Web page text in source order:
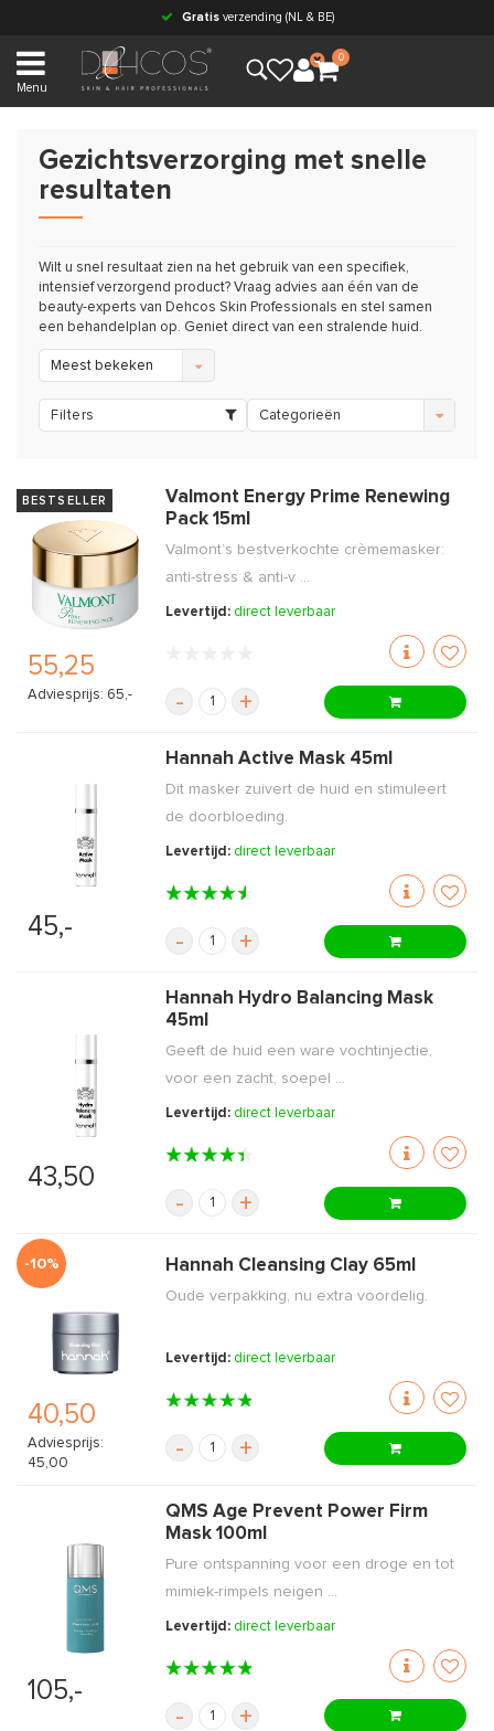
Gratisverzending (NL & BE)
Menu
0
Gezichtsverzorging met snelle
resultaten
Wilt u snel resultaat zien na het gebruik van een specifiek,
intensief verzorgend product? Vraag advies aan één van de
beauty-experts van Dehcos Skin Professionals en stel samen
een behandelplan op. Geniet direct van een stralende huid.
Meest bekeken
Filters Categorieën
BESTSELLER
55,25
Adviesprijs: 65,-
Valmont Energy Prime Renewing
Pack 15ml
Valmont’s bestverkochte crèmemasker:
anti-stress & anti-v ...
Levertijd: direct leverbaar
- +
45,-
Hannah Active Mask 45ml
Dit masker zuivert de huid en stimuleert
de doorbloeding.
Levertijd: direct leverbaar
- +
43,50
Hannah Hydro Balancing Mask
45ml
Geeft de huid een ware vochtinjectie,
voor een zacht, soepel ...
Levertijd: direct leverbaar
- +
-10%
40,50
Adviesprijs:
45,00
Hannah Cleansing Clay 65ml
Oude verpakking, nu extra voordelig.
Levertijd: direct leverbaar
- +
105,-
QMS Age Prevent Power Firm
Mask 100ml
Pure ontspanning voor een droge en tot
mimiek-rimpels neigen ...
Levertijd: direct leverbaar
- +